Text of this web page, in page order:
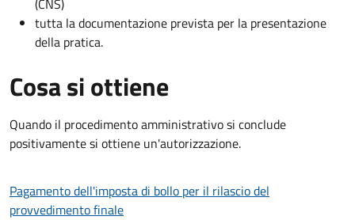
(CNS)
tutta la documentazione prevista per la presentazione
della pratica.
Cosa si ottiene
Quando il procedimento amministrativo si conclude
positivamente si ottiene un'autorizzazione.
Pagamento dell'imposta di bollo per il rilascio del
provvedimento finale